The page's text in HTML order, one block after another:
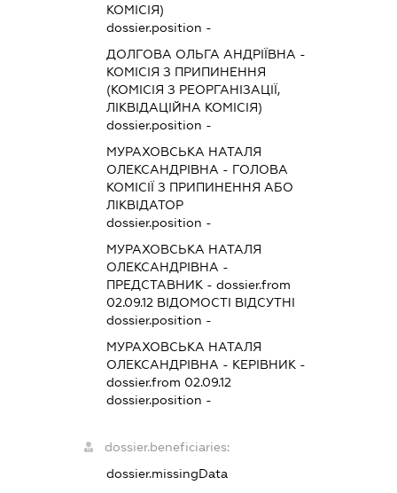
КОМІСІЯ)
dossier.position -
ДОЛГОВА ОЛЬГА АНДРІЇВНА -
КОМІСІЯ З ПРИПИНЕННЯ
(КОМІСІЯ З РЕОРГАНІЗАЦІЇ,
ЛІКВІДАЦІЙНА КОМІСІЯ)
dossier.position -
МУРАХОВСЬКА НАТАЛЯ
ОЛЕКСАНДРІВНА - ГОЛОВА
КОМІСІЇ З ПРИПИНЕННЯ АБО
ЛІКВІДАТОР
dossier.position -
МУРАХОВСЬКА НАТАЛЯ
ОЛЕКСАНДРІВНА -
ПРЕДСТАВНИК - dossier.from
02.09.12 ВІДОМОСТІ ВІДСУТНІ
dossier.position -
МУРАХОВСЬКА НАТАЛЯ
ОЛЕКСАНДРІВНА - КЕРІВНИК -
dossier.from 02.09.12
dossier.position -
dossier.beneficiaries:
dossier.missingData